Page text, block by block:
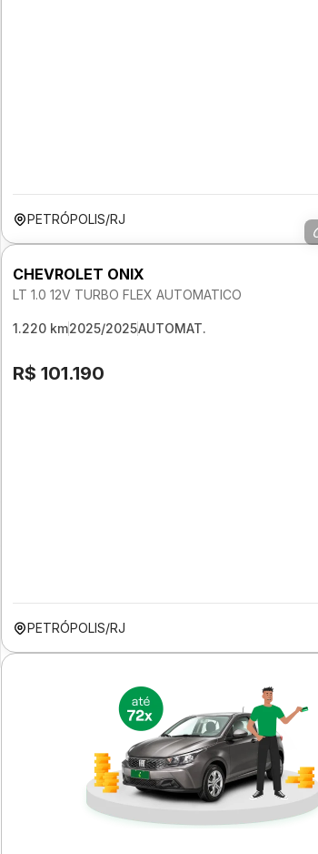
PETRÓPOLIS/RJ
CHEVROLET ONIX
LT 1.0 12V TURBO FLEX AUTOMATICO
1.220 km2025/2025AUTOMAT.
R$ 101.190
PETRÓPOLIS/RJ